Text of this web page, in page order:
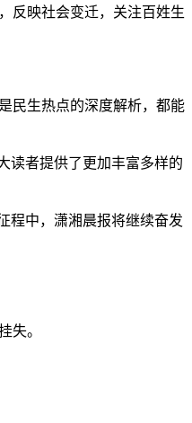
反映社会变迁，关注百姓生
民生热点的深度解析，都能
读者提供了更加丰富多样的
程中，潇湘晨报将继续奋发
失。